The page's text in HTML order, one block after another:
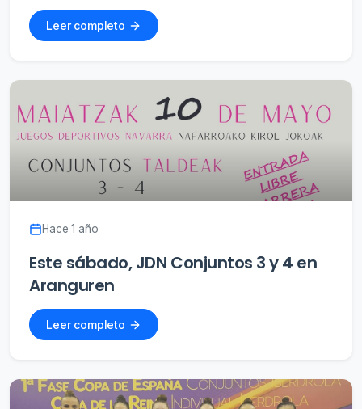
Leer completo
Hace 1 año
Este sábado, JDN Conjuntos 3 y 4 en
Aranguren
Leer completo